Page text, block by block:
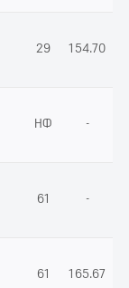
29 154.70
НФ -
61 -
61 165.67